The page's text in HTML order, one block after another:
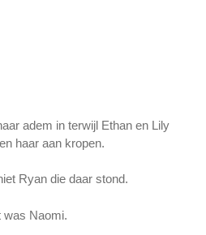
adem in terwijl Ethan en Lily
haar aan kropen.
Ryan die daar stond.
was Naomi.